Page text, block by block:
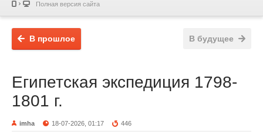
Полная версия сайта
В будущее
В прошлое
Египетская экспедиция 1798-
1801 г.
imha 18-07-2026, 01:17 446